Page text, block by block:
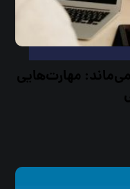
مهارت‌هایی